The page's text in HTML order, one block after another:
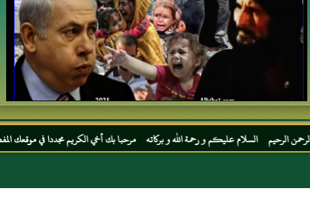
عليكم و رحمة الله و بركاته مرحبا بك أخي الكريم مجددا في موقعك المفضل المحجة